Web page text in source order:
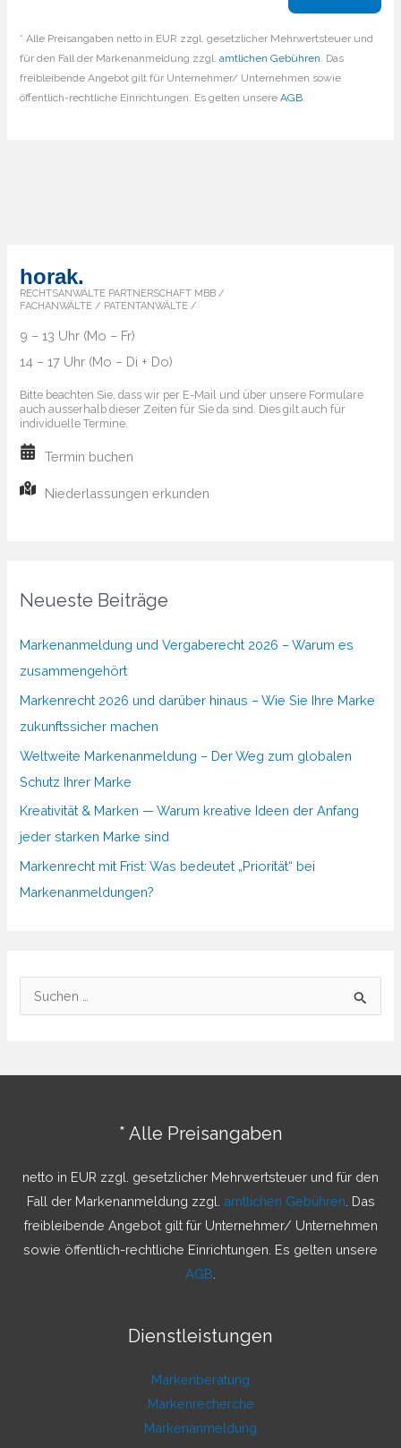
* Alle Preisangaben netto in EUR zzgl. gesetzlicher Mehrwertsteuer und
für den Fall der Markenanmeldung zzgl.amtlichen Gebühren. Das
freibleibende Angebot gilt für Unternehmer/ Unternehmen sowie
öffentlich-rechtliche Einrichtungen. Es gelten unsereAGB.
horak.
RECHTSANWÄLTE PARTNERSCHAFT MBB /
FACHANWÄLTE / PATENTANWÄLTE /
9 – 13 Uhr (Mo – Fr)
14 – 17 Uhr (Mo – Di + Do)
Bitte beachten Sie, dass wir per E-Mail und über unsere Formulare
auch ausserhalb dieser Zeiten für Sie da sind. Dies gilt auch für
individuelle Termine.
Termin buchen
Niederlassungen erkunden
Neueste Beiträge
Markenanmeldung und Vergaberecht 2026 – Warum es
zusammengehört
Markenrecht 2026 und darüber hinaus – Wie Sie Ihre Marke
zukunftssicher machen
Weltweite Markenanmeldung – Der Weg zum globalen
Schutz Ihrer Marke
Kreativität & Marken — Warum kreative Ideen der Anfang
jeder starken Marke sind
Markenrecht mit Frist: Was bedeutet „Priorität“ bei
Markenanmeldungen?
u
h
* Alle Preisangaben
netto in EUR zzgl. gesetzlicher Mehrwertsteuer und für den
Fall der Markenanmeldung zzgl. amtlichen Gebühren . Das
freibleibende Angebot gilt für Unternehmer/ Unternehmen
sowie öffentlich-rechtliche Einrichtungen. Es gelten unsere
AGB
Dienstleistungen
Markenberatung
Markenrecherche
Markenanmeldung